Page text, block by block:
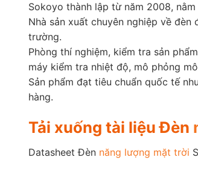
Sokoyo thành lập từ năm 2008,
Nhà sản xuất chuyên nghiệp về đèn
trường.
Phòng thí nghiệm, kiểm tra sản
máy kiểm tra nhiệt độ, mô phỏng
Sản phẩm đạt tiêu chuẩn quốc tế
hàng.
Tải xuống tài liệu Đèn
Datasheet Đèn năng lượng mặt trời